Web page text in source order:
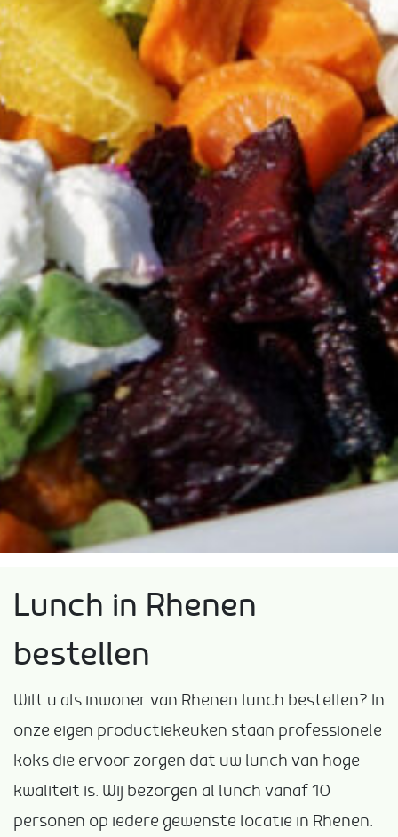
Lunch in Rhenen
bestellen
Wilt u als inwoner van Rhenen lunch bestellen? In
onze eigen productiekeuken staan professionele
koks die ervoor zorgen dat uw lunch van hoge
kwaliteit is. Wij bezorgen al lunch vanaf 10
personen op iedere gewenste locatie in Rhenen.